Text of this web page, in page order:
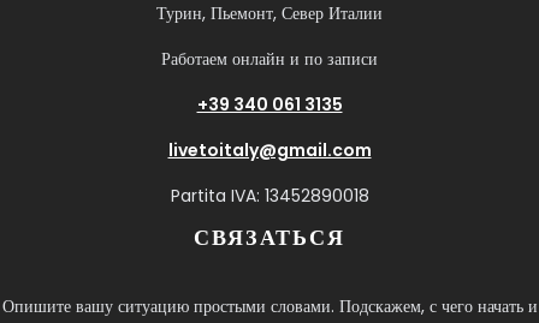
Турин, Пьемонт, Север Италии
Работаем онлайн и по записи
+39 340 061 3135
livetoitaly@gmail.com
Partita IVA: 13452890018
СВЯЗАТЬСЯ
Опишите вашу ситуацию простыми словами. Подскажем, с чего начать и